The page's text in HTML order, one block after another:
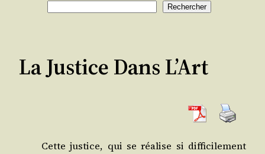
Rechercher
La Justice Dans L’Art
Cette jus­tice, qui se réa­lise si dif­fi­ci­le­ment